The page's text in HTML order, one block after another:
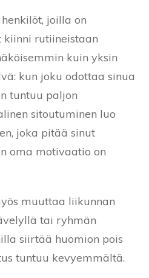
joilla on
rutiineistaan
kuin yksin
kun joku odottaa sinua
tuntuu paljon
sitoutuminen luo
joka pitää sinut
oma motivaatio on
muuttaa liikunnan
tai ryhmän
siirtää huomion pois
tuntuu kevyemmältä.